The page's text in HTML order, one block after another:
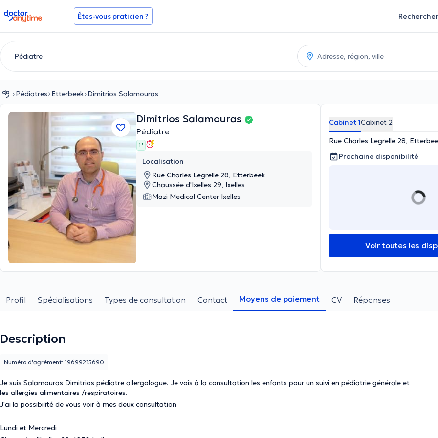
doctoranytime Êtes-vous praticien ? Rechercher
Pédiatres Etterbeek Dimitrios Salamouras
Dimitrios Salamouras
Pédiatre
1 '
Localisation
Rue Charles Legrelle 28, Etterbeek
Chaussée d'Ixelles 29, Ixelles
Mazi Medical Center Ixelles
Cabinet 1Cabinet 2
Rue Charles Legrelle 28,
Prochaine disponibilité
Voir toutes les
Profil Spécialisations Types de consultation Contact Moyens de paiement CV Réponses
Description
Je suis Salamouras Dimitrios pédiatre allergologue. Je vois à la consultation les enfants pour un suivi en pédiatrie générale et
les allergies alimentaires /respiratoires.
J'ai la possibilité de vous voir à mes deux consultation
Lundi et Mercredi
Numéro d'agrément: 19699215690